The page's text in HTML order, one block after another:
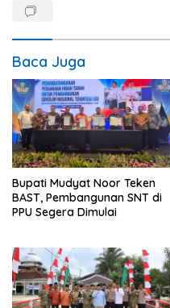
Baca Juga
Bupati Mudyat Noor Teken
BAST, Pembangunan SNT di
PPU Segera Dimulai